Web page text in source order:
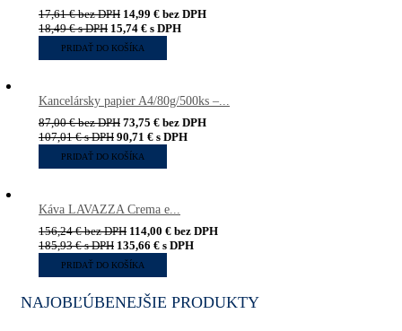
17,61€bez DPH 14,99 € bez DPH
18,49€s DPH 15,74 € s DPH
PRIDAŤ DO KOŠÍKA
Kancelársky papier A4/80g/500ks –...
87,00€bez DPH 73,75 € bez DPH
107,01€s DPH 90,71 € s DPH
PRIDAŤ DO KOŠÍKA
Káva LAVAZZA Crema e...
156,24€bez DPH 114,00 € bez DPH
185,93€s DPH 135,66 € s DPH
PRIDAŤ DO KOŠÍKA
NAJOBĽÚBENEJŠIE PRODUKTY